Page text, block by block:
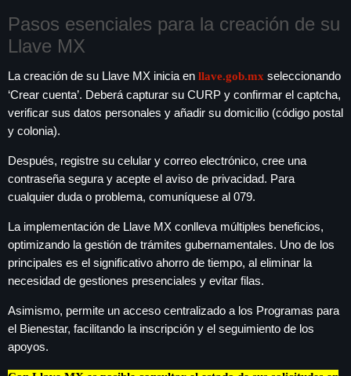
Pasos esenciales para la creación de su
Llave MX
La creación de su Llave MX inicia en llave.gob.mx seleccionando
‘Crear cuenta’. Deberá capturar su CURP y confirmar el captcha,
verificar sus datos personales y añadir su domicilio (código postal
y colonia).
Después, registre su celular y correo electrónico, cree una
contraseña segura y acepte el aviso de privacidad. Para
cualquier duda o problema, comuníquese al 079.
La implementación de Llave MX conlleva múltiples beneficios,
optimizando la gestión de trámites gubernamentales. Uno de los
principales es el significativo ahorro de tiempo, al eliminar la
necesidad de gestiones presenciales y evitar filas.
Asimismo, permite un acceso centralizado a los Programas para
el Bienestar, facilitando la inscripción y el seguimiento de los
apoyos.